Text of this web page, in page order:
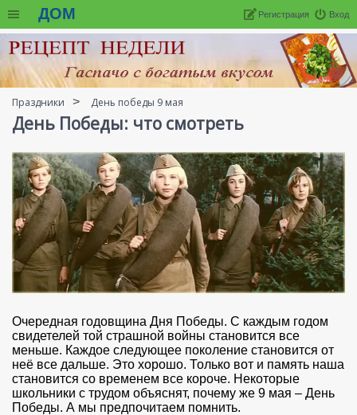
ДОМ Вход
Регистрация
Праздники День победы 9 мая
День Победы: что смотреть
Очередная годовщина Дня Победы. С каждым годом
свидетелей той страшной войны становится все
меньше. Каждое следующее поколение становится от
неё все дальше. Это хорошо. Только вот и память наша
становится со временем все короче. Некоторые
школьники с трудом объяснят, почему же 9 мая – День
Победы. А мы предпочитаем помнить.